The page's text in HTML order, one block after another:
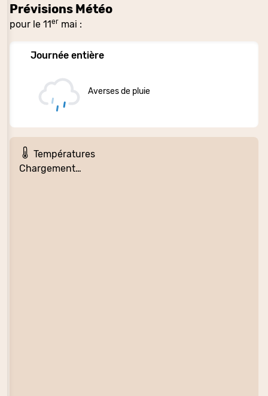
Prévisions Météo
pour le 11er mai :
Journée entière
Averses de pluie
Températures
Chargement…